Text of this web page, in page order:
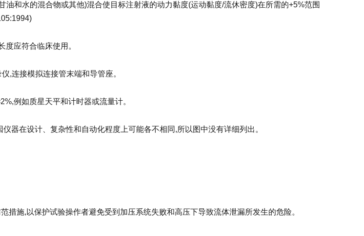
油和水的混合物或其他)混合使目标注射液的动力黏度(运动黏度/流休密度)在所需的+5%范围
度应符合临床使用。
,连接模拟连接管末端和导管座。
例如质星天平和计时器或流量计。
器在设计、复杂性和自动化程度上可能各不相同,所以图中没有详细列出。
措施,以保护试验操作者避免受到加压系统失败和高压下导致流体泄漏所发生的危险。